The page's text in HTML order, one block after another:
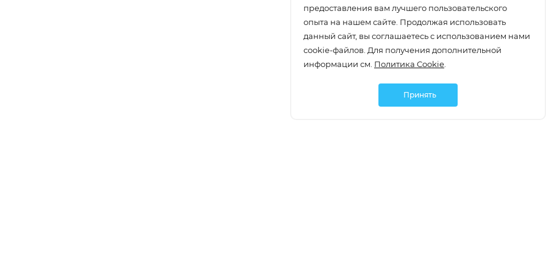
предоставления вам лучшего пользовательского
опыта на нашем сайте. Продолжая использовать
данный сайт, вы соглашаетесь с использованием нами
cookie-файлов. Для получения дополнительной
информации см. Политика Cookie
Принять